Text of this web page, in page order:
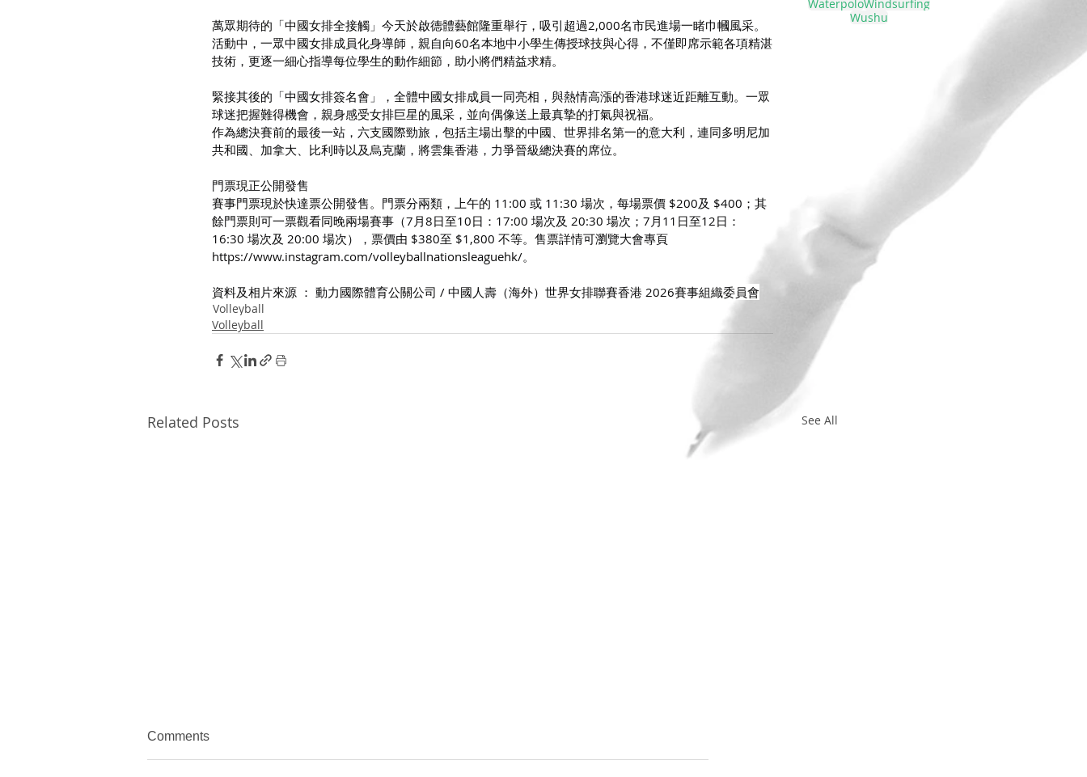
萬眾期待的「中國女排全接觸」今天於啟德體藝館隆重舉行，吸引超過2,000名市民進場一睹巾幗風采。
活動中，一眾中國女排成員化身導師，親自向60名本地中小學生傳授球技與心得，不僅即席示範各項精湛
技術，更逐一細心指導每位學生的動作細節，助小將們精益求精。
緊接其後的「中國女排簽名會」，全體中國女排成員一同亮相，與熱情高漲的香港球迷近距離互動。一眾
球迷把握難得機會，親身感受女排巨星的風采，並向偶像送上最真摯的打氣與祝福。
作為總決賽前的最後一站，六支國際勁旅，包括主場出擊的中國、世界排名第一的意大利，連同多明尼加
共和國、加拿大、比利時以及烏克蘭，將雲集香港，力爭晉級總決賽的席位。
門票現正公開發售
賽事門票現於快達票公開發售。門票分兩類，上午的 11:00 或 11:30 場次，每場票價 $200及 $400；其
餘門票則可一票觀看同晚兩場賽事（7月8日至10日：17:00 場次及 20:30 場次；7月11日至12日：
16:30 場次及 20:00 場次），票價由 $380至 $1,800 不等。售票詳情可瀏覽大會專頁
https://www.instagram.com/volleyballnationsleaguehk/。
資料及相片來源 ： 動力國際體育公關公司 / 中國人壽（海外）世界女排聯賽香港 2026賽事組織委員會
Volleyball
Volleyball
Related Posts See All
Comments
WaterpoloWindsurfing
Wushu